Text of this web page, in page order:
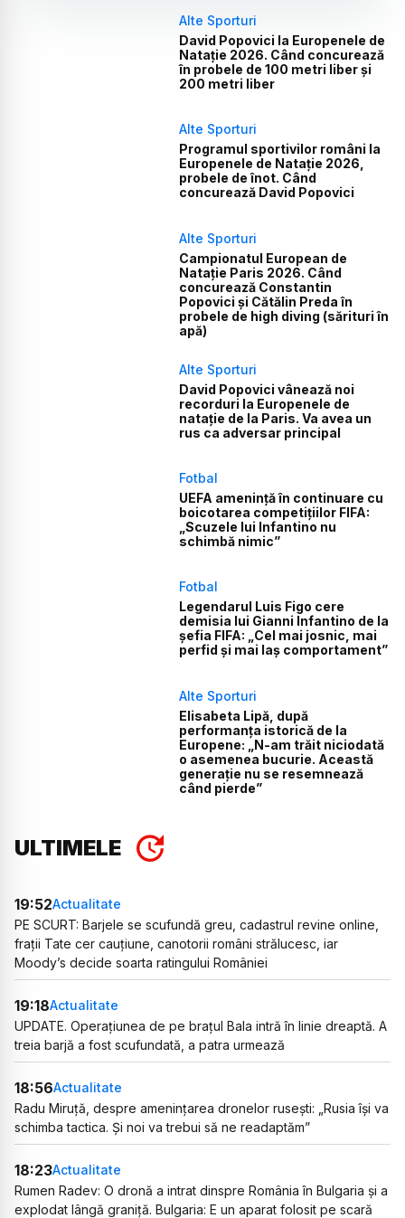
Alte Sporturi
David Popovici la Europenele de
Natație 2026. Când concurează
în probele de 100 metri liber și
200 metri liber
Alte Sporturi
Programul sportivilor români la
Europenele de Natație 2026,
probele de înot. Când
concurează David Popovici
Alte Sporturi
Campionatul European de
Natație Paris 2026. Când
concurează Constantin
Popovici și Cătălin Preda în
probele de high diving (sărituri în
apă)
Alte Sporturi
David Popovici vânează noi
recorduri la Europenele de
natație de la Paris. Va avea un
rus ca adversar principal
Fotbal
UEFA amenință în continuare cu
boicotarea competițiilor FIFA:
„Scuzele lui Infantino nu
schimbă nimic”
Fotbal
Legendarul Luis Figo cere
demisia lui Gianni Infantino de la
șefia FIFA: „Cel mai josnic, mai
perfid și mai laș comportament”
Alte Sporturi
Elisabeta Lipă, după
performanța istorică de la
Europene: „N-am trăit niciodată
o asemenea bucurie. Această
generație nu se resemnează
când pierde”
ULTIMELE
19:52Actualitate
PE SCURT: Barjele se scufundă greu, cadastrul revine online,
frații Tate cer cauțiune, canotorii români strălucesc, iar
Moody’s decide soarta ratingului României
19:18Actualitate
UPDATE. Operațiunea de pe brațul Bala intră în linie dreaptă. A
treia barjă a fost scufundată, a patra urmează
18:56Actualitate
Radu Miruță, despre amenințarea dronelor rusești: „Rusia își va
schimba tactica. Și noi va trebui să ne readaptăm”
18:23Actualitate
Rumen Radev: O dronă a intrat dinspre România în Bulgaria și a
explodat lângă graniță. Bulgaria: E un aparat folosit pe scară